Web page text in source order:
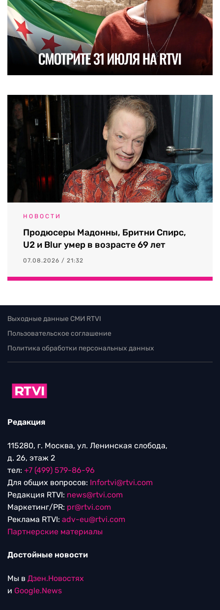
НОВОСТИ
Продюсеры Мадонны, Бритни Спирс,
U2 и Blur умер в возрасте 69 лет
07.08.2026 / 21:32
Выходные данные СМИ RTVI
Пользовательское соглашение
Политика обработки персональных данных
Редакция
115280, г. Москва, ул. Ленинская слобода,
д. 26, этаж 2
тел: +7 (499) 579-86-96
Для общих вопросов: Infortvi@rtvi.com
Редакция RTVI: news@rtvi.com
Маркетинг/PR: pr@rtvi.com
Реклама RTVI: adv-eu@rtvi.com
Партнерские материалы
Достойные новости
Мы в Дзен.Новостях
и Google.News